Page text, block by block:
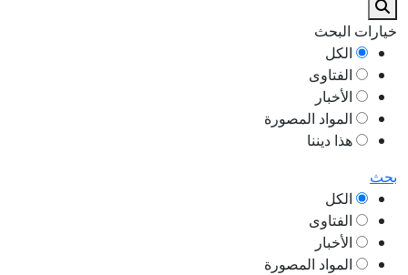
خيارات البحث
الكل
الفتاوى
الأخبار
المواد المصورة
هذا ديننا
بحث
الكل
الفتاوى
الأخبار
المواد المصورة